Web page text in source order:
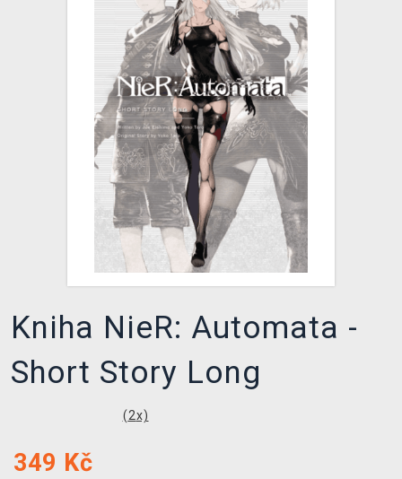
XZONE KLUB
TCG & BOARDGAME HUB
VÝKUP HER (BAZAR)
Kniha NieR: Automata -
Short Story Long
(2x)
349 Kč